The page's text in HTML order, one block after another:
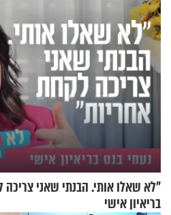
"לא שאלו אותי. הבנתי שאני
בריאיון אישי